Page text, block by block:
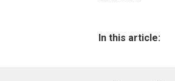
In this article: